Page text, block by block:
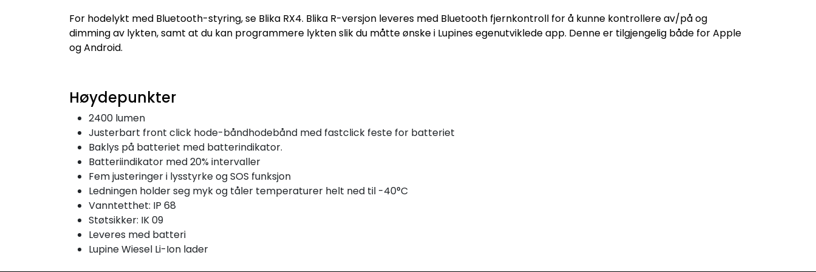
For hodelykt med Bluetooth-styring, se Blika RX4. Blika R-versjon leveres med Bluetooth fjernkontroll for å kunne kontrollere av/på og
dimming av lykten, samt at du kan programmere lykten slik du måtte ønske i Lupines egenutviklede app. Denne er tilgjengelig både for Apple
og Android.
Høydepunkter
2400 lumen
Justerbart front click hode-båndhodebånd med fastclick feste for batteriet
Baklys på batteriet med batterindikator.
Batteriindikator med 20% intervaller
Fem justeringer i lysstyrke og SOS funksjon
Ledningen holder seg myk og tåler temperaturer helt ned til -40°C
Vanntetthet: IP 68
Støtsikker: IK 09
Leveres med batteri
Lupine Wiesel Li-Ion lader